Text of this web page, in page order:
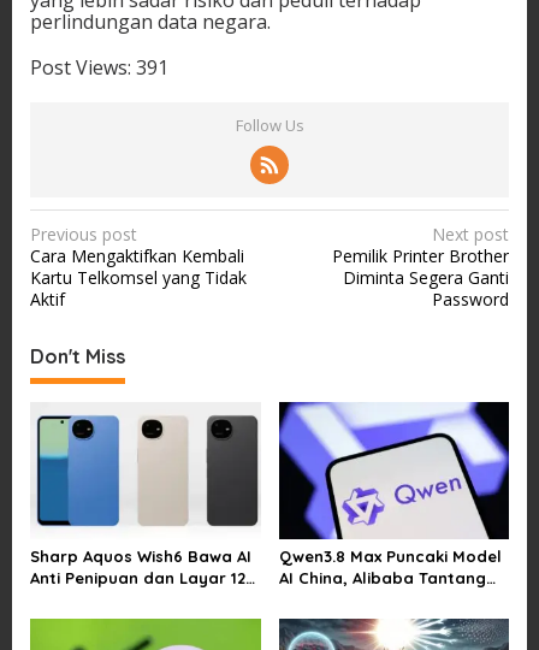
perlindungan data negara.
Post Views: 391
Follow Us
P
o
s
n
a
t
Previous post
Cara Mengaktifkan Kembali
Kartu Telkomsel yang Tidak
Aktif
Next post
Pemilik Printer Brother
Diminta Segera Ganti
Password
Don't Miss
Sharp Aquos Wish6 Bawa AI
Anti Penipuan dan Layar 120
Qwen3.8 Max Puncaki Model
AI China, Alibaba Tantang